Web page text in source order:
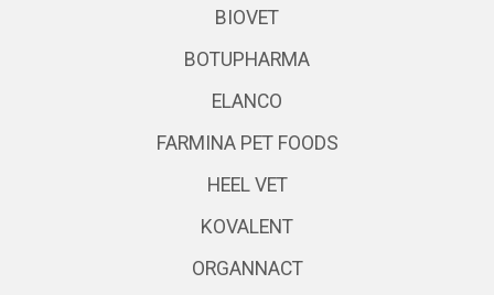
BIOVET
BOTUPHARMA
ELANCO
FARMINA PET FOODS
HEEL VET
KOVALENT
ORGANNACT